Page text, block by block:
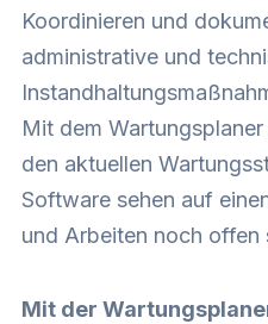
Koordinieren und
administrative und
Mit dem
den aktuellen
Software sehen auf
und Arbeiten noch offen
Mit der